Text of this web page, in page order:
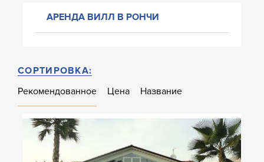
АРЕНДА ВИЛЛ В РОНЧИ
СОРТИРОВКА:
Рекомендованное
Цена Название